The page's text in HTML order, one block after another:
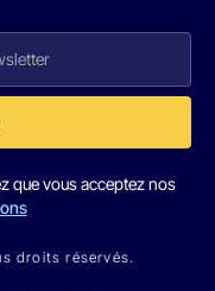
que vous acceptez nos
droits réservés.